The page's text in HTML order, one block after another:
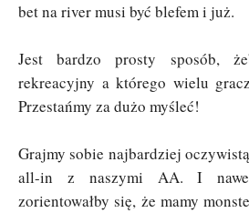
bet na river musi być blefem i już.
Jest bardzo prosty sposób,
rekreacyjny a którego wielu
Przestańmy za dużo myśleć!
Grajmy sobie najbardziej
all-in z naszymi AA. I
zorientowałby się, że mamy